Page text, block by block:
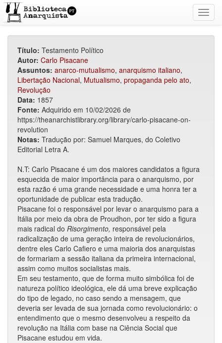
Título: Testamento Político
Autor: Carlo Pisacane
Assuntos: anarco-mutualismo, anarquismo italiano,
Libertação Nacional, Mutualismo, propaganda pelo ato,
Revolução
Data: 1857
Fonte: Adquirido em 10/02/2026 de
https://theanarchistlibrary.org/library/carlo-pisacane-on-
revolution
Notas: Tradução por: Samuel Marques, do Coletivo
Editorial Letra A.
N.T: Carlo Pisacane é um dos maiores candidatos a figura
esquecida de maior importância para o anarquismo, por
esta razão é uma grande necessidade e uma honra ter a
oportunidade de publicar esta tradução.
Pisacane foi o responsável por levar o anarquismo para a
Itália por meio da obra de Proudhon, por ter sido a figura
mais radical do Risorgimento, responsável pela
radicalização de uma geração inteira de revolucionários,
dentre eles Carlo Cafiero e uma maioria dos anarquistas
de formariam a sessão italiana da primeira internacional,
assim como muitos socialistas mais.
Em seu testamento, que de forma muito simbólica foi de
natureza político ideológica, ele dá uma breve explicação
do tipo de legado, no caso sendo a mensagem, que
deveria ser levada de sua jornada como revolucionário: o
entendimento que o mesmo desenvolveu a respeito da
revolução na Itália com base na Ciência Social que
Pisacane estudou em vida.